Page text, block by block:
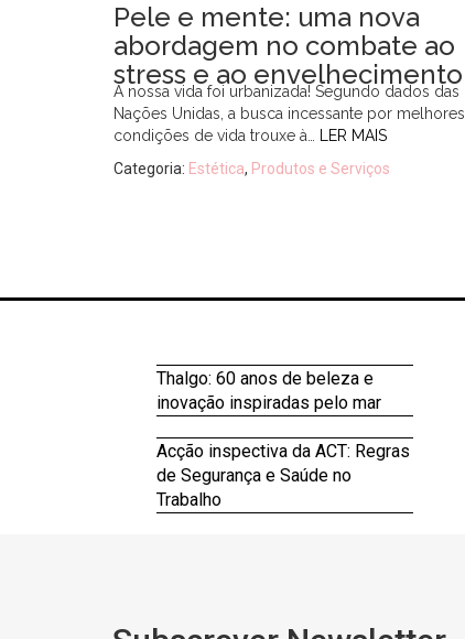
Pele e mente: uma nova
abordagem no combate ao
stress e ao envelhecimento
A nossa vida foi urbanizada! Segundo dados das
Nações Unidas, a busca incessante por melhores
condições de vida trouxe à…
LER MAIS
Categoria: Estética, Produtos e Serviços
Thalgo: 60 anos de beleza e
inovação inspiradas pelo mar
Acção inspectiva da ACT: Regras
de Segurança e Saúde no
Trabalho